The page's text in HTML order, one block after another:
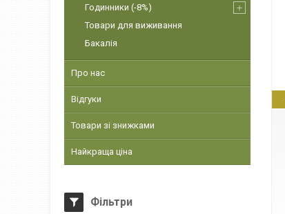
Годинники (-8%)
Товари для виживання
Бакалія
Про нас
Відгуки
Товари зі знижками
Найкраща ціна
Фільтри